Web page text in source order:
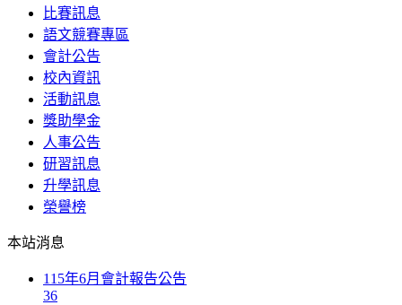
比賽訊息
語文競賽專區
會計公告
校內資訊
活動訊息
獎助學金
人事公告
研習訊息
升學訊息
榮譽榜
本站消息
115年6月會計報告公告
36